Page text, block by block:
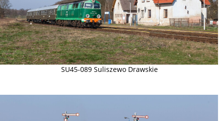
SU45-089 Suliszewo Drawskie